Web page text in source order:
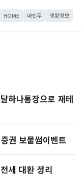
HOME 마인두 생활정보
하나통장으로 재테
권 보물썸이벤트
세 대환 정리